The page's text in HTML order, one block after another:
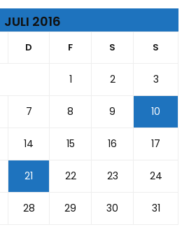
JULI 2016
D F S S
1 2 3
7 8 9 10
14 15 16 17
21 22 23 24
28 29 30 31